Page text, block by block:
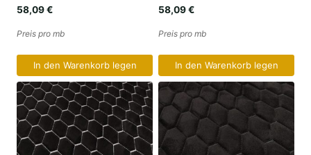
58,09€
Preis pro mb
In den Warenkorb legen
58,09€
Preis pro mb
In den Warenkorb legen